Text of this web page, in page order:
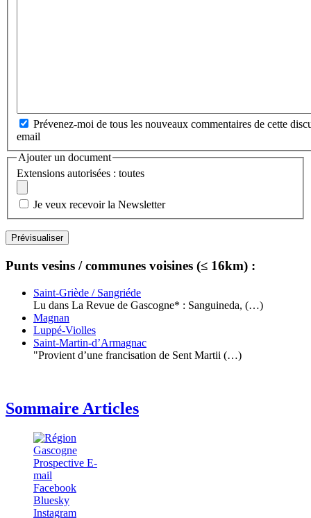
Prévenez-moi de tous les nouveaux commentaires de cette
email
Ajouter un document
Extensions autorisées : toutes
Je veux recevoir la Newsletter
Punts vesins / communes voisines (≤ 16km) :
Saint-Griède / Sangriéde
Lu dans La Revue de Gascogne* : Sanguineda, (…)
Magnan
Luppé-Violles
Saint-Martin-d’Armagnac
"Provient d’une francisation de Sent Martii (…)
Sommaire Articles